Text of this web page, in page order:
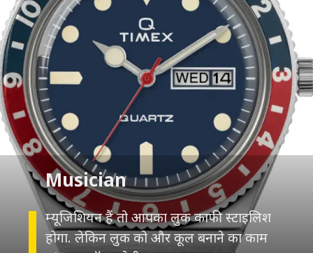
म्यूजिशियन हैं तो आपका लुक काफी स्टाइलिश
होगा. लेकिन लुक को और कूल बनाने का काम
Musician